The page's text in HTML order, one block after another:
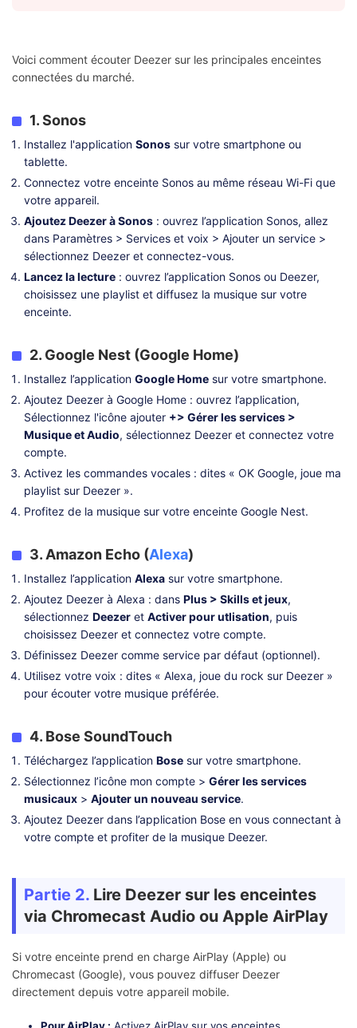
Voici comment écouter Deezer sur les principales enceintes
connectées du marché.
1. Sonos
Installez l'application Sonos sur votre smartphone ou
tablette.
Connectez votre enceinte Sonos au même réseau Wi-Fi que
votre appareil.
Ajoutez Deezer à Sonos : ouvrez l’application Sonos, allez
dans Paramètres > Services et voix > Ajouter un service >
sélectionnez Deezer et connectez-vous.
Lancez la lecture : ouvrez l’application Sonos ou Deezer,
choisissez une playlist et diffusez la musique sur votre
enceinte.
2. Google Nest (Google Home)
Installez l’application Google Home sur votre smartphone.
Ajoutez Deezer à Google Home : ouvrez l’application,
Sélectionnez l'icône ajouter +> Gérer les services >
Musique et Audio, sélectionnez Deezer et connectez votre
compte.
Activez les commandes vocales : dites « OK Google, joue ma
playlist sur Deezer ».
Profitez de la musique sur votre enceinte Google Nest.
3. Amazon Echo (Alexa)
Installez l’application Alexa sur votre smartphone.
Ajoutez Deezer à Alexa : dans Plus > Skills et jeux,
sélectionnez Deezer et Activer pour utlisation, puis
choisissez Deezer et connectez votre compte.
Définissez Deezer comme service par défaut (optionnel).
Utilisez votre voix : dites « Alexa, joue du rock sur Deezer »
pour écouter votre musique préférée.
4. Bose SoundTouch
Téléchargez l’application Bose sur votre smartphone.
Sélectionnez l’icône mon compte > Gérer les services
musicaux > Ajouter un nouveau service.
Ajoutez Deezer dans l’application Bose en vous connectant à
votre compte et profiter de la musique Deezer.
Partie 2. Lire Deezer sur les enceintes
via Chromecast Audio ou Apple AirPlay
Si votre enceinte prend en charge AirPlay (Apple) ou
Chromecast (Google), vous pouvez diffuser Deezer
directement depuis votre appareil mobile.